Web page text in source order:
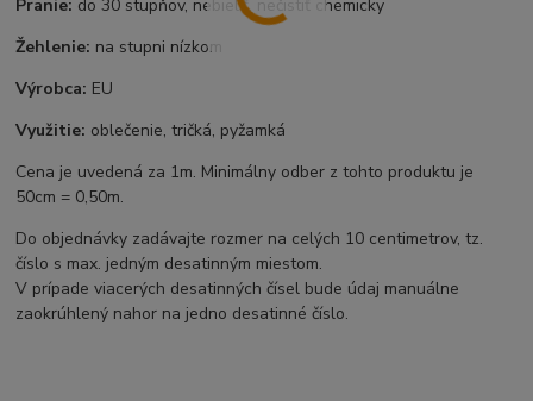
Pranie: do 30 stupňov, nebieliť, nečistiť chemicky
Žehlenie: na stupni nízkom
Výrobca: EU
Využitie: oblečenie, tričká, pyžamká
Cena je uvedená za 1m. Minimálny odber z tohto produktu je
50cm = 0,50m.
Do objednávky zadávajte rozmer na celých 10 centimetrov, tz.
číslo s max. jedným desatinným miestom.
V prípade viacerých desatinných čísel bude údaj manuálne
zaokrúhlený nahor na jedno desatinné číslo.